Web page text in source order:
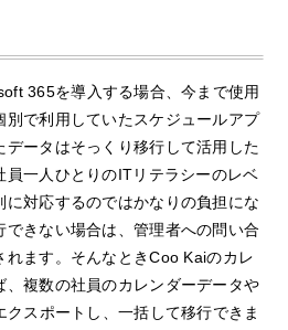
365を導入する場合、今まで使用
別で利用していたスケジュールアプ
データはそっくり移行して活用した
員一人ひとりのITリテラシーのレベ
に対応するのではかなりの負担にな
できない場合は、管理者への問い合
れます。そんなときCoo Kaiのカレ
、複数の社員のカレンダーデータや
スポートし、一括して移行できま